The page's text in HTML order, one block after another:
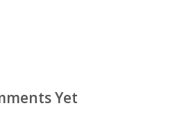
Yet